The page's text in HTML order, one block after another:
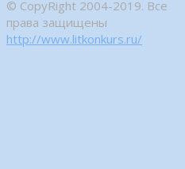
© CopyRight 2004-2019. Все
права защищены
http://www.litkonkurs.ru/